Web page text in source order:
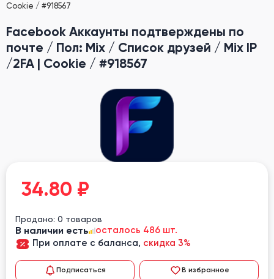
Cookie / #918567
Facebook Аккаунты подтверждены по
почте / Пол: Mix / Список друзей / Mix IP
/2FA | Cookie / #918567
34.80 ₽
Продано: 0 товаров
В наличии есть
осталось 486 шт.
При оплате с баланса, скидка 3%
Подписаться В избранное